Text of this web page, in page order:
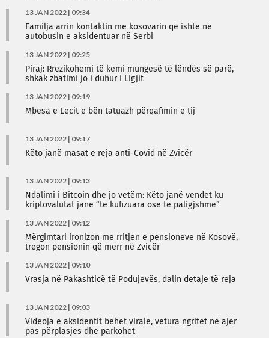
13 JAN 2022 | 09:34
Familja arrin kontaktin me kosovarin që ishte në
autobusin e aksidentuar në Serbi
13 JAN 2022 | 09:25
Piraj: Rrezikohemi të kemi mungesë të lëndës së parë,
shkak zbatimi jo i duhur i Ligjit
13 JAN 2022 | 09:19
Mbesa e Lecit e bën tatuazh përqafimin e tij
13 JAN 2022 | 09:17
Këto janë masat e reja anti-Covid në Zvicër
13 JAN 2022 | 09:13
Ndalimi i Bitcoin dhe jo vetëm: Këto janë vendet ku
kriptovalutat janë “të kufizuara ose të paligjshme”
13 JAN 2022 | 09:12
Mërgimtari ironizon me rritjen e pensioneve në Kosovë,
tregon pensionin që merr në Zvicër
13 JAN 2022 | 09:10
Vrasja në Pakashticë të Podujevës, dalin detaje të reja
13 JAN 2022 | 09:03
Videoja e aksidentit bëhet virale, vetura ngritet në ajër
pas përplasjes dhe parkohet